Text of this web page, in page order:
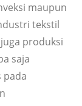
maupun
tekstil
produksi
saja
pada